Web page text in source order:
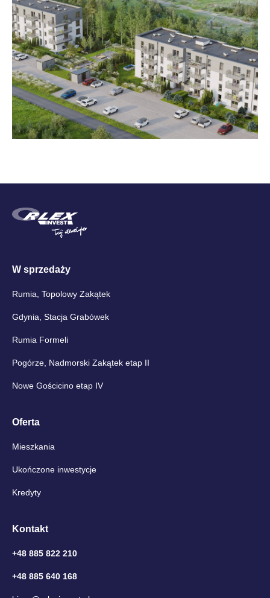
W sprzedaży
Rumia, Topolowy Zakątek
Gdynia, Stacja Grabówek
Rumia Formeli
Pogórze, Nadmorski Zakątek etap II
Nowe Gościcino etap IV
Oferta
Mieszkania
Ukończone inwestycje
Kredyty
Kontakt
+48 885 822 210
+48 885 640 168